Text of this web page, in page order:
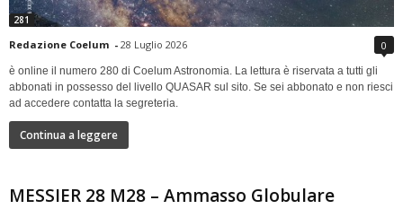
281
Redazione Coelum - 28 Luglio 2026 0
è online il numero 280 di Coelum Astronomia. La lettura è riservata a tutti gli
abbonati in possesso del livello QUASAR sul sito. Se sei abbonato e non riesci
ad accedere contatta la segreteria.
Continua a leggere
MESSIER 28 M28 – Ammasso Globulare